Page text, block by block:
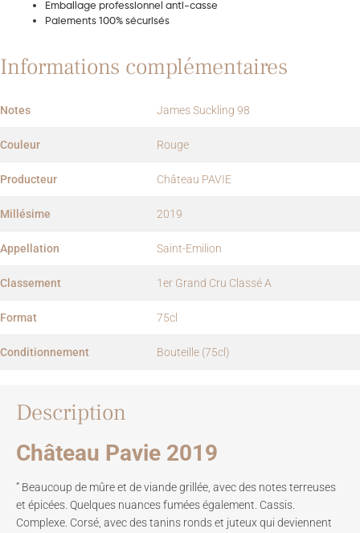
Emballage professionnel anti-casse
Paiements 100% sécurisés
Description
Château Pavie 2019
” Beaucoup de mûre et de viande grillée, avec des notes terreuses
et épicées. Quelques nuances fumées également. Cassis.
Complexe. Corsé, avec des tanins ronds et juteux qui deviennent
Informations complémentaires
Notes James Suckling 98
Couleur Rouge
Producteur Château PAVIE
Millésime 2019
Appellation Saint-Emilion
Classement 1er Grand Cru Classé A
Format 75cl
Conditionnement Bouteille (75cl)